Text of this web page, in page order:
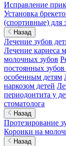
Исправление
Установка
(спортивные) для
Назад
Лечение зубов
Лечение кариеса
молочных зубов
постоянных зубов
особенным детям
наркозом детей
периодонтита у
стоматолога
Назад
Протезирование
Коронки на
Назад